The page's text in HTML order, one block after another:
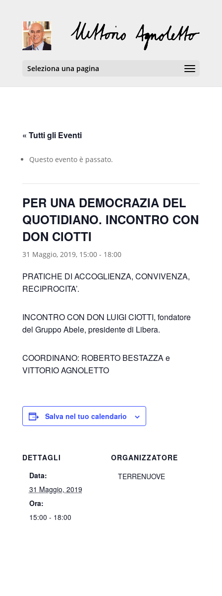
Seleziona una pagina
« Tutti gli Eventi
Questo evento è passato.
PER UNA DEMOCRAZIA DEL
QUOTIDIANO. INCONTRO CON
DON CIOTTI
31 Maggio, 2019, 15:00- 18:00
PRATICHE DI ACCOGLIENZA, CONVIVENZA,
RECIPROCITA’.
INCONTRO CON DON LUIGI CIOTTI, fondatore
del Gruppo Abele, presidente di Libera.
COORDINANO: ROBERTO BESTAZZA e
VITTORIO AGNOLETTO
Salva nel tuo calendario
DETTAGLI
Data:
31 Maggio, 2019
Ora:
15:00 - 18:00
ORGANIZZATORE
TERRENUOVE